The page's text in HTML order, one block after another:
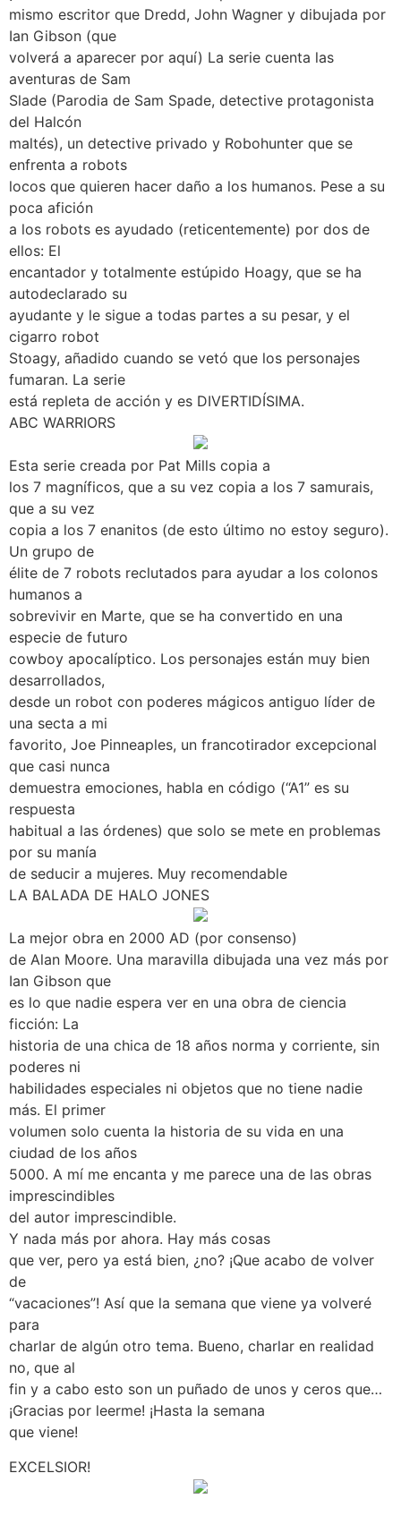
mismo escritor que Dredd, John Wagner y dibujada por
Ian Gibson (que
volverá a aparecer por aquí) La serie cuenta las
aventuras de Sam
Slade (Parodia de Sam Spade, detective protagonista
del Halcón
maltés), un detective privado y Robohunter que se
enfrenta a robots
locos que quieren hacer daño a los humanos. Pese a su
poca afición
a los robots es ayudado (reticentemente) por dos de
ellos: El
encantador y totalmente estúpido Hoagy, que se ha
autodeclarado su
ayudante y le sigue a todas partes a su pesar, y el
cigarro robot
Stoagy, añadido cuando se vetó que los personajes
fumaran. La serie
está repleta de acción y es DIVERTIDÍSIMA.
ABC WARRIORS
Esta serie creada por Pat Mills copia a
los 7 magníficos, que a su vez copia a los 7 samurais,
que a su vez
copia a los 7 enanitos (de esto último no estoy seguro).
Un grupo de
élite de 7 robots reclutados para ayudar a los colonos
humanos a
sobrevivir en Marte, que se ha convertido en una
especie de futuro
cowboy apocalíptico. Los personajes están muy bien
desarrollados,
desde un robot con poderes mágicos antiguo líder de
una secta a mi
favorito, Joe Pinneaples, un francotirador excepcional
que casi nunca
demuestra emociones, habla en código (“A1” es su
respuesta
habitual a las órdenes) que solo se mete en problemas
por su manía
de seducir a mujeres. Muy recomendable
LA BALADA DE HALO JONES
La mejor obra en 2000 AD (por consenso)
de Alan Moore. Una maravilla dibujada una vez más por
Ian Gibson que
es lo que nadie espera ver en una obra de ciencia
ficción: La
historia de una chica de 18 años norma y corriente, sin
poderes ni
habilidades especiales ni objetos que no tiene nadie
más. El primer
volumen solo cuenta la historia de su vida en una
ciudad de los años
5000. A mí me encanta y me parece una de las obras
imprescindibles
del autor imprescindible.
Y nada más por ahora. Hay más cosas
que ver, pero ya está bien, ¿no? ¡Que acabo de volver
de
“vacaciones”! Así que la semana que viene ya volveré
para
charlar de algún otro tema. Bueno, charlar en realidad
no, que al
fin y a cabo esto son un puñado de unos y ceros que…
¡Gracias por leerme! ¡Hasta la semana
que viene!
EXCELSIOR!